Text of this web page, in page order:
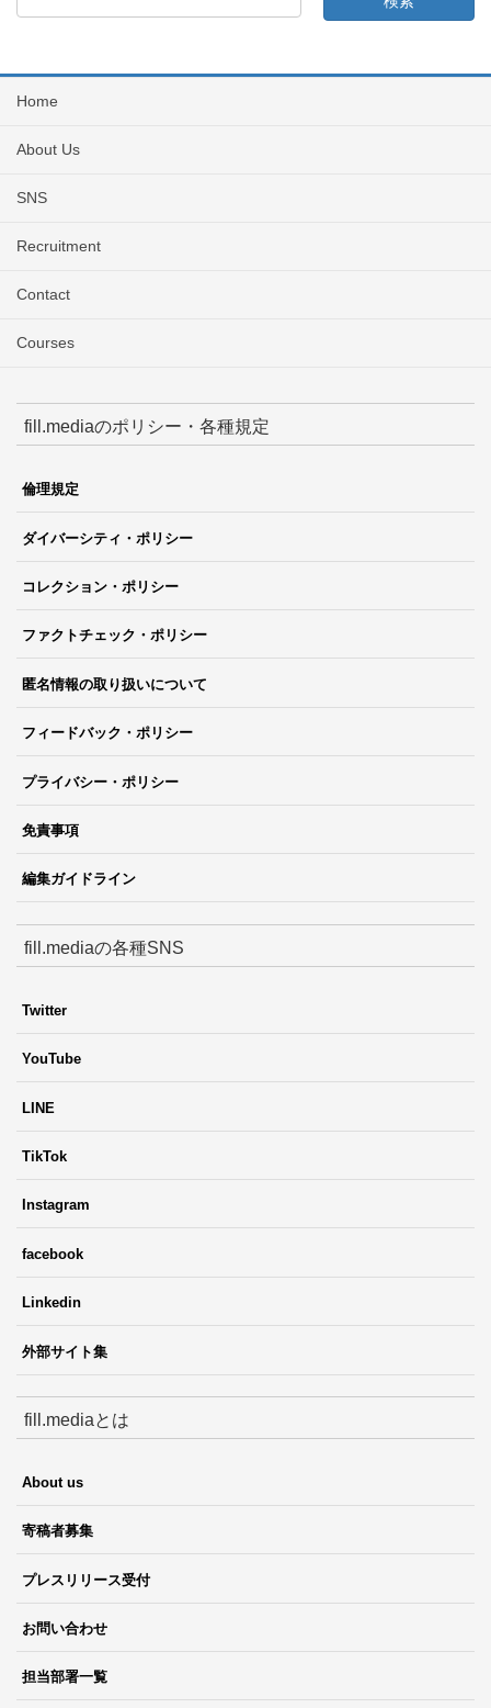
Home
About Us
SNS
Recruitment
Contact
Courses
fill.mediaのポリシー・各種規定
倫理規定
ダイバーシティ・ポリシー
コレクション・ポリシー
ファクトチェック・ポリシー
匿名情報の取り扱いについて
フィードバック・ポリシー
プライバシー・ポリシー
免責事項
編集ガイドライン
fill.mediaの各種SNS
Twitter
YouTube
LINE
TikTok
Instagram
facebook
Linkedin
外部サイト集
fill.mediaとは
About us
寄稿者募集
プレスリリース受付
お問い合わせ
担当部署一覧